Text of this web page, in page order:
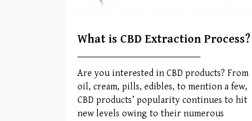
What is CBD Extraction Process?
Are you interested in CBD products? From
oil, cream, pills, edibles, to mention a few,
CBD products’ popularity continues to hit
new levels owing to their numerous